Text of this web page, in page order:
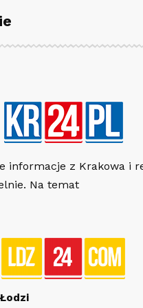
informacje z Krakowa i
Na temat